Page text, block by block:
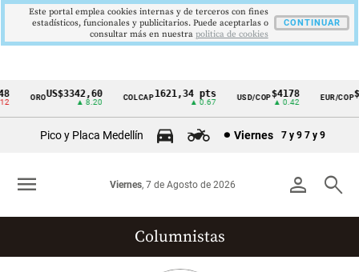
Cintillo
Colombia
OROUS$3342,60
▲ 8.20
COLCAP1621,34 pts
▲ 0.67
USD/COP$4178
▲ 0.42
EUR/COP
Pico y Placa Medellín Viernes 7 y 9 7 y 9
person search
Viernes, 7 de Agosto de 2026
menu
Columnistas
Este portal emplea cookies internas y de terceros con fines
estadísticos, funcionales y publicitarios. Puede aceptarlas o
consultar más en nuestra politica de cookies
CONTINUAR